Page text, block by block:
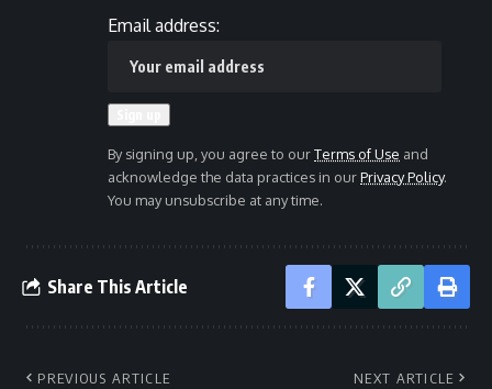
Email address:
By signing up, you agree to ourTerms of Use and
acknowledge the data practices in ourPrivacy Policy.
You may unsubscribe at any time.
Share This Article
PREVIOUS ARTICLE NEXT ARTICLE